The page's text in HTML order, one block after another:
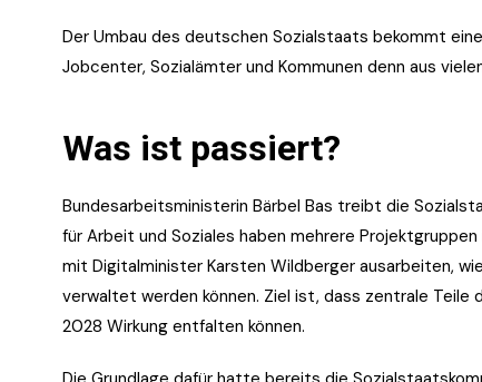
Der Umbau des deutschen Sozialstaats bekommt
Jobcenter, Sozialämter und Kommunen denn aus
Was ist passiert?
Bundesarbeitsministerin Bärbel Bas treibt die
für Arbeit und Soziales haben mehrere
mit Digitalminister Karsten Wildberger ausarbeiten,
verwaltet werden können. Ziel ist, dass zentrale
2028 Wirkung entfalten können.